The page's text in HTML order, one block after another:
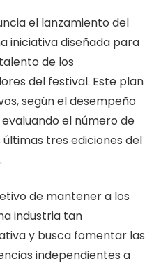
el lanzamiento del
iniciativa diseñada para
de los
del festival. Este plan
según el desempeño
el número de
tres ediciones del
de mantener a los
industria tan
y busca fomentar las
independientes a